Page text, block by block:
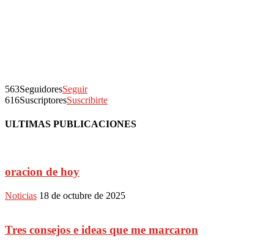
563SeguidoresSeguir
616SuscriptoresSuscribirte
ULTIMAS PUBLICACIONES
oracion de hoy
Noticias 18 de octubre de 2025
Tres consejos e ideas que me marcaron